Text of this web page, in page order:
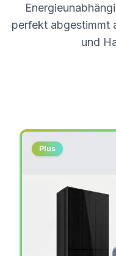
perfekt abgestimmt
und
Plus